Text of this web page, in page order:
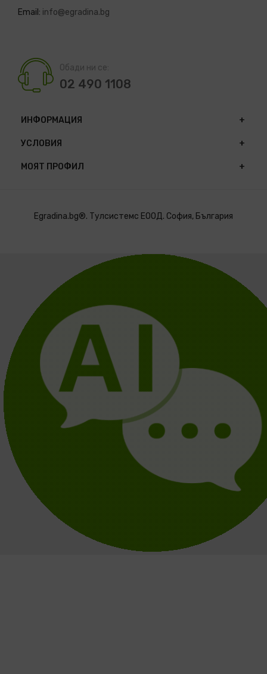
Email: info@egradina.bg
Обади ни се:
02 490 1108
ИНФОРМАЦИЯ
УСЛОВИЯ
МОЯТ ПРОФИЛ
Egradina.bg®. Тулсистемс ЕООД. София, България